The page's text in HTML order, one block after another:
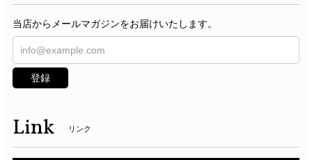
当店からメールマガジンをお届けいたします。
登録
Link リンク